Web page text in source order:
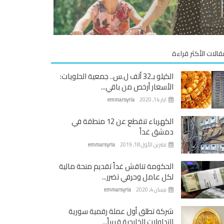
الأكثر قراءة
الكيلو بـ32 ألف ل.س.. جمعية الحلويات:
الأسعار أرخص من باقي...
emmarsyria ايار 14, 2020
الكهرباء تنقطع عن 12 منطقة في
دمشق غداً
emmarsyria تشرين الأول 18, 2019
الحكومة تناقش غداً تقديم منحة مالية
لكل عامل وحرفي تضرر...
emmarsyria نيسان 4, 2020
شركة تطلق أول عملة رقمية سورية